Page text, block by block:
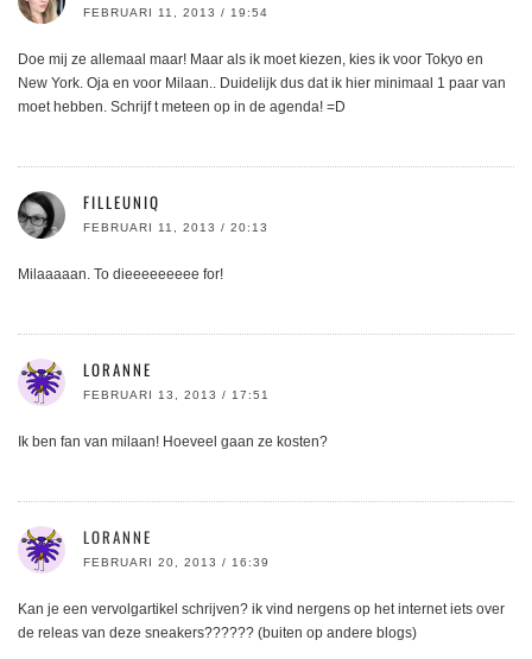
FEBRUARI 11, 2013 / 19:54
Doe mij ze allemaal maar! Maar als ik moet kiezen, kies ik voor Tokyo en
New York. Oja en voor Milaan.. Duidelijk dus dat ik hier minimaal 1 paar van
moet hebben. Schrijf t meteen op in de agenda! =D
FILLEUNIQ
FEBRUARI 11, 2013 / 20:13
Milaaaaan. To dieeeeeeeee for!
LORANNE
FEBRUARI 13, 2013 / 17:51
Ik ben fan van milaan! Hoeveel gaan ze kosten?
LORANNE
FEBRUARI 20, 2013 / 16:39
Kan je een vervolgartikel schrijven? ik vind nergens op het internet iets over
de releas van deze sneakers?????? (buiten op andere blogs)